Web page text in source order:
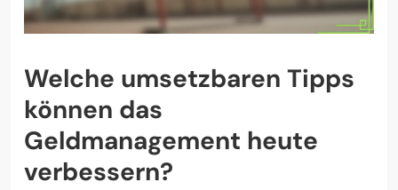
Welche umsetzbaren Tipps
können das
Geldmanagement heute
verbessern?